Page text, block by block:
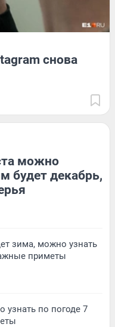
снова
можно
будет декабрь,
зима, можно узнать
приметы
узнать по погоде 7